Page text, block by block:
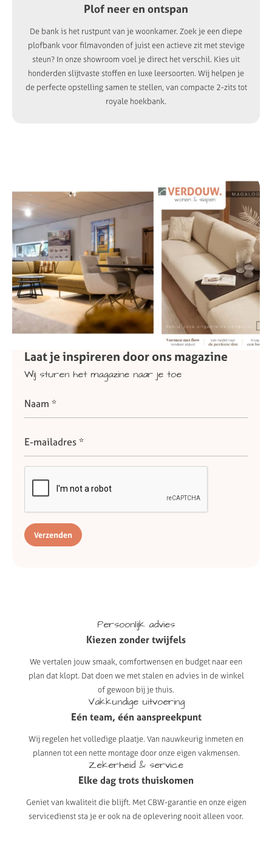
Plof neer en ontspan
De bank is het rustpunt van je woonkamer. Zoek je een diepe
plofbank voor filmavonden of juist een actieve zit met stevige
steun? In onze showroom voel je direct het verschil. Kies uit
honderden slijtvaste stoffen en luxe leersoorten. Wij helpen je
de perfecte opstelling samen te stellen, van compacte 2-zits tot
royale hoekbank.
Laatjeinspireren door ons magazine
Wij sturen het magazine naar je toe
Verzenden
Persoonlijk advies
Kiezen zonder twijfels
We vertalen jouw smaak, comfortwensen en budget naar een
plan dat klopt. Dat doen we met stalen en advies in de winkel
of gewoon bij je thuis.
Vakkundige uitvoering
Eén team, één aanspreekpunt
Wij regelen het volledige plaatje. Van nauwkeurig inmeten en
plannen tot een nette montage door onze eigen vakmensen.
Zekerheid & service
Elke dag trots thuiskomen
Geniet van kwaliteit die blijft. Met CBW-garantie en onze eigen
servicedienst sta je er ook na de oplevering nooit alleen voor.